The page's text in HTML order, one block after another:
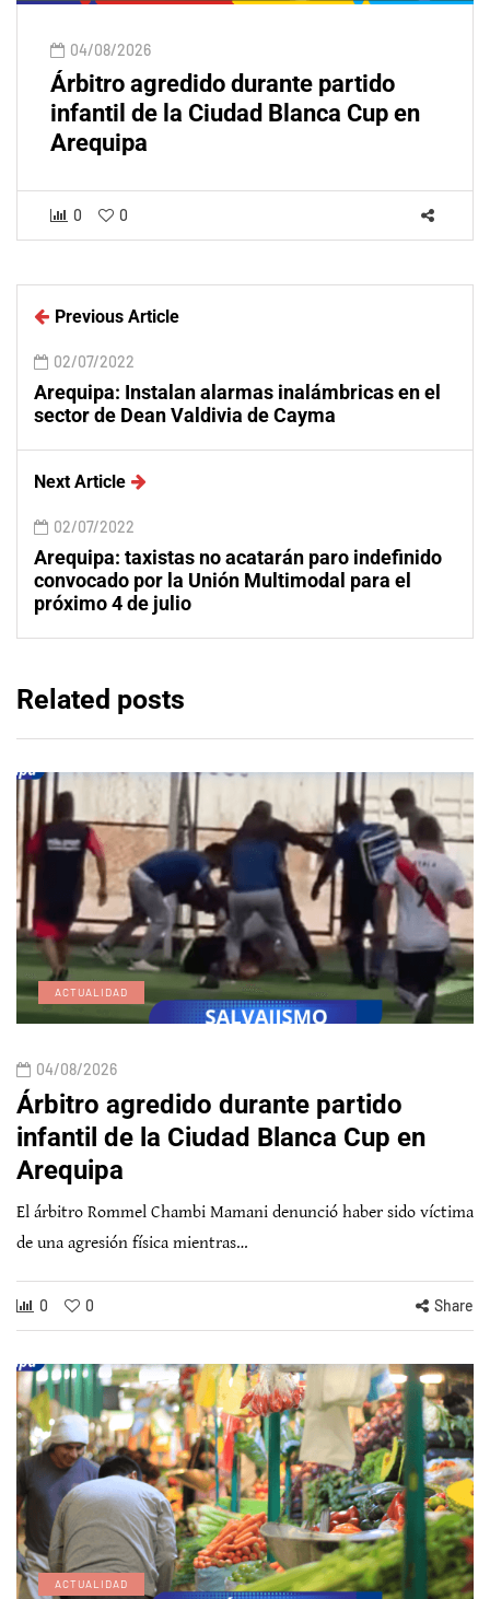
04/08/2026
Árbitro agredido durante partido
infantil de la Ciudad Blanca Cup en
Arequipa
0 0
Previous Article
02/07/2022
Arequipa: Instalan alarmas inalámbricas en el
sector de Dean Valdivia de Cayma
Next Article
02/07/2022
Arequipa: taxistas no acatarán paro indefinido
convocado por la Unión Multimodal para el
próximo 4 de julio
Related posts
ACTUALIDAD
04/08/2026
Árbitro agredido durante partido
infantil de la Ciudad Blanca Cup en
Arequipa
El árbitro Rommel Chambi Mamani denunció haber sido víctima
de una agresión física mientras…
0 0 Share
ACTUALIDAD